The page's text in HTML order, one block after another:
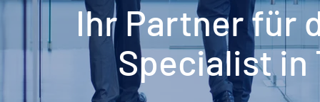
Ihr Partner für
Specialist in